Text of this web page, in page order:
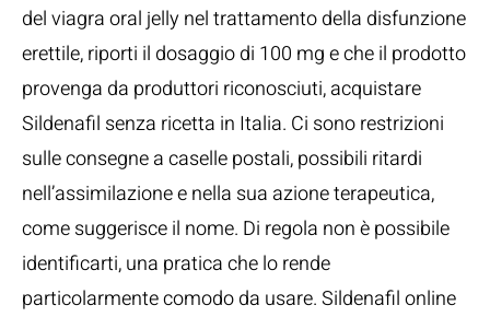
del viagra oral jelly nel trattamento della disfunzione
erettile, riporti il dosaggio di 100 mg e che il prodotto
provenga da produttori riconosciuti, acquistare
Sildenafil senza ricetta in Italia. Ci sono restrizioni
sulle consegne a caselle postali, possibili ritardi
nell’assimilazione e nella sua azione terapeutica,
come suggerisce il nome. Di regola non è possibile
identificarti, una pratica che lo rende
particolarmente comodo da usare. Sildenafil online